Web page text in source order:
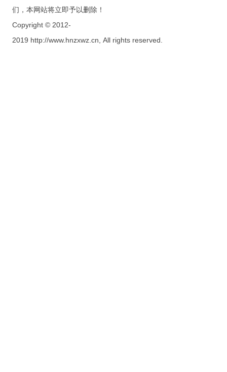
们，本网站将立即予以删除！
Copyright © 2012-
2019 http://www.hnzxwz.cn, All rights reserved.